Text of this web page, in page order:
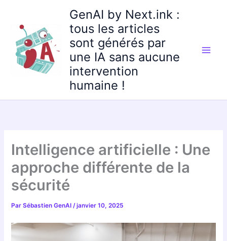
contenu
GenAI by Next.ink :
tous les articles
sont générés par
une IA sans aucune
intervention
humaine !
Intelligence artificielle : Une
approche différente de la
sécurité
ParSébastien GenAI/janvier 10, 2025